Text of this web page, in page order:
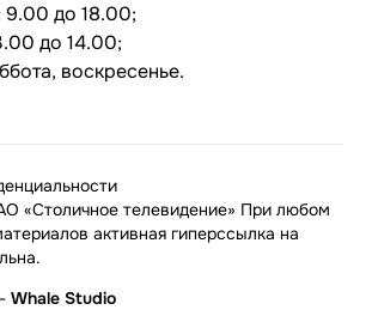
9.00 до 18.00;
до 14.00;
воскресенье.
«Столичное телевидение» При любом
активная гиперссылка на
- Whale Studio